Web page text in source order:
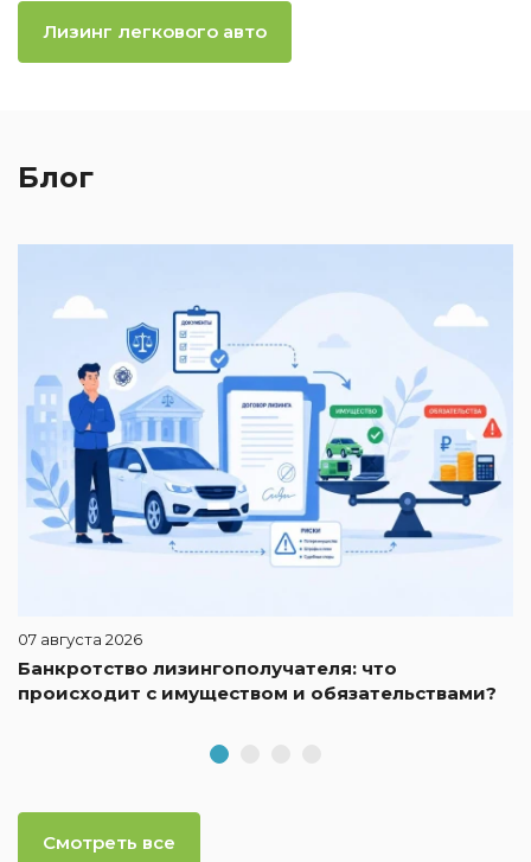
Лизинг легкового авто
Блог
07 августа 2026
Банкротство лизингополучателя: что
происходит с имуществом и обязательствами?
Смотреть все